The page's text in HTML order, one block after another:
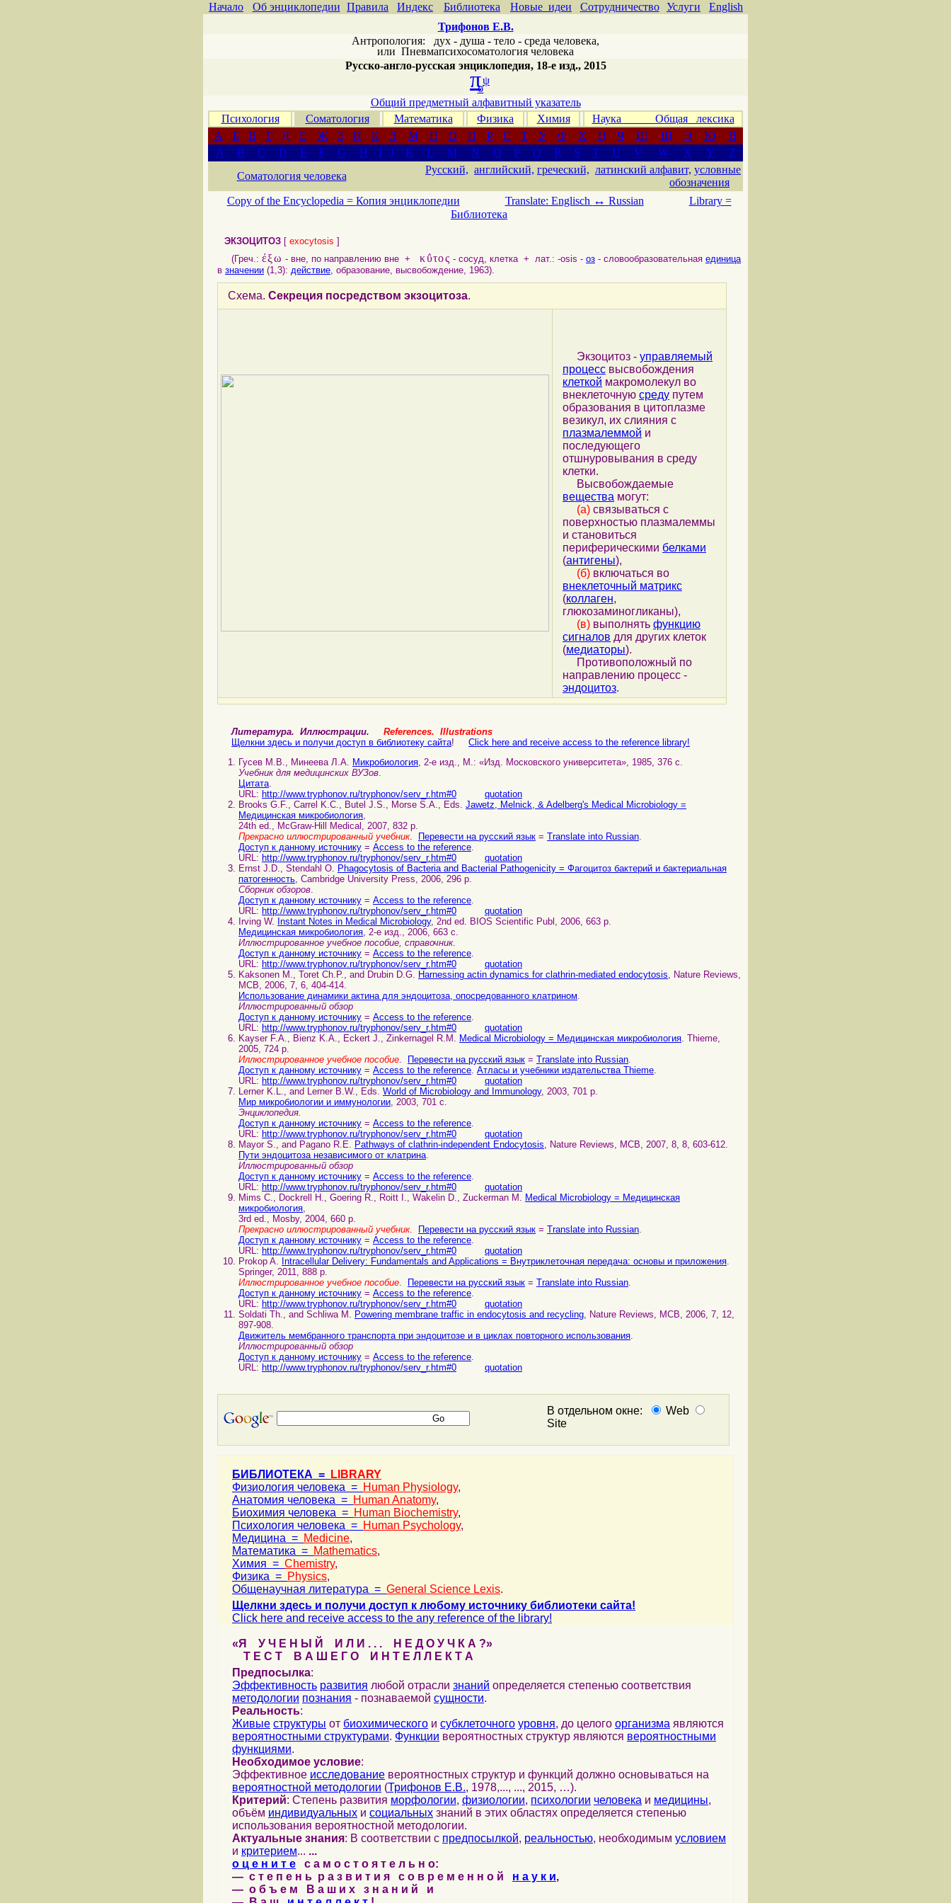
Начало Об энциклопедии Правила Индекс Библиотека Новые идеи Сотрудничество Услуги
English
Трифонов Е.В.
Антропология: дух - душа - тело - среда человека,
или Пневмапсихосоматология человека
Русско-англо-русская энциклопедия, 18-е изд., 2015
πψ
σ
Общий предметный алфавитный указатель
Психология
Соматология Математика Физика Химия
Наука Общая лексика
А
Б В Г Д Е Ж З И К Л М Н О П Р С Т У Ф Х Ц Ч Ш Щ Э Ю
Я
A
B C D E F G H I J K L M N O P Q R S T U V W X Y
Z
Соматология человека
Русский, английский, греческий, латинский алфавит, условные
обозначения
Copy of the Encyclopedia = Копия энциклопедии Translate: Englisch ↔ Russian
Library =
Библиотека
ЭКЗОЦИТОЗ [ exocytosis ]
(Греч.: έξω - вне, по направлению вне + κΰτος - сосуд, клетка + лат.: -osis - оз - словообразовательная единица
в значении (1,3): действие, образование, высвобождение, 1963).
Схема. Секреция посредством экзоцитоза.
Экзоцитоз - управляемый
процесс высвобождения
клеткой макромолекул во
внеклеточную среду путем
образования в цитоплазме
везикул, их слияния с
плазмалеммой и
последующего
отшнуровывания в среду
клетки.
Высвобождаемые
вещества могут:
(а) связываться с
поверхностью плазмалеммы
и становиться
периферическими белками
(антигены),
(б) включаться во
внеклеточный матрикс
(коллаген,
глюкозаминогликаны),
(в) выполнять функцию
сигналов для других клеток
(медиаторы).
Противоположный по
направлению процесс -
эндоцитоз.
Литература. Иллюстрации. References. Illustrations
Щелкни здесь и получи доступ в библиотеку сайта! Click here and receive access to the reference library!
Гусев М.В., Минеева Л.А. Микробиология, 2-е изд., М.: «Изд. Московского университета», 1985, 376 с.
Учебник для медицинских ВУЗов.
Цитата.
URL: http://www.tryphonov.ru/tryphonov/serv_r.htm#0
quotation
Brooks G.F., Carrel K.C., Butel J.S., Morse S.A., Eds. Jawetz, Melnick, & Adelberg's Medical Microbiology =
Медицинская микробиология,
24th ed., McGraw-Hill Medical, 2007, 832 p.
Прекрасно иллюстрированный учебник. Перевести на русский язык = Translate into Russian.
Доступ к данному источнику = Access to the reference.
URL: http://www.tryphonov.ru/tryphonov/serv_r.htm#0
quotation
Ernst J.D., Stendahl O. Phagocytosis of Bacteria and Bacterial Pathogenicity = Фагоцитоз бактерий и бактериальная
патогенность, Cambridge University Press, 2006, 296 p.
Сборник обзоров.
Доступ к данному источнику = Access to the reference.
URL: http://www.tryphonov.ru/tryphonov/serv_r.htm#0
quotation
Irving W. Instant Notes in Medical Microbiology, 2nd ed. BIOS Scientific Publ, 2006, 663 p.
Медицинская микробиология, 2-е изд., 2006, 663 c.
Иллюстрированное учебное пособие, справочник.
Доступ к данному источнику = Access to the reference.
URL: http://www.tryphonov.ru/tryphonov/serv_r.htm#0
quotation
Kaksonen M., Toret Ch.P., and Drubin D.G. Harnessing actin dynamics for clathrin-mediated endocytosis, Nature Reviews,
MCB, 2006, 7, 6, 404-414.
Использование динамики актина для эндоцитоза, опосредованного клатрином.
Иллюстрированный обзор
Доступ к данному источнику = Access to the reference.
URL: http://www.tryphonov.ru/tryphonov/serv_r.htm#0
quotation
Kayser F.A., Bienz K.A., Eckert J., Zinkernagel R.M. Medical Microbiology = Медицинская микробиология. Thieme,
2005, 724 p.
Иллюстрированное учебное пособие. Перевести на русский язык = Translate into Russian.
Доступ к данному источнику = Access to the reference. Атласы и учебники издательства Thieme.
URL: http://www.tryphonov.ru/tryphonov/serv_r.htm#0
quotation
Lerner K.L., and Lerner B.W., Eds. World of Microbiology and Immunology, 2003, 701 р.
Мир микробиологии и иммунологии, 2003, 701 с.
Энциклопедия.
Доступ к данному источнику = Access to the reference.
URL: http://www.tryphonov.ru/tryphonov/serv_r.htm#0
quotation
Mayor S., and Pagano R.E. Pathways of clathrin-independent Endocytosis, Nature Reviews, MCB, 2007, 8, 8, 603-612.
Пути эндоцитоза независимого от клатрина.
Иллюстрированный обзор
Доступ к данному источнику = Access to the reference.
URL: http://www.tryphonov.ru/tryphonov/serv_r.htm#0
quotation
Mims C., Dockrell H., Goering R., Roitt I., Wakelin D., Zuckerman M. Medical Microbiology = Медицинская
микробиология,
3rd ed., Mosby, 2004, 660 p.
Прекрасно иллюстрированный учебник. Перевести на русский язык = Translate into Russian.
Доступ к данному источнику = Access to the reference.
URL: http://www.tryphonov.ru/tryphonov/serv_r.htm#0
quotation
Prokop A. Intracellular Delivery: Fundamentals and Applications = Внутриклеточная передача: основы и приложения.
Springer, 2011, 888 p.
Иллюстрированное учебное пособие. Перевести на русский язык = Translate into Russian.
Доступ к данному источнику = Access to the reference.
URL: http://www.tryphonov.ru/tryphonov/serv_r.htm#0
quotation
Soldati Th., and Schliwa M. Powering membrane traffic in endocytosis and recycling, Nature Reviews, MCB, 2006, 7, 12,
897-908.
Движитель мембранного транспорта при эндоцитозе и в циклах повторного использования.
Иллюстрированный обзор
Доступ к данному источнику = Access to the reference.
URL: http://www.tryphonov.ru/tryphonov/serv_r.htm#0 quotation
В отдельном окне:
Web
Site
БИБЛИОТЕКА =
LIBRARY
Физиология человека = Human Physiology,
Анатомия человека = Human Anatomy,
Биохимия человека = Human Biochemistry,
Психология человека = Human Psychology,
Медицина = Medicine,
Математика = Mathematics,
Химия = Chemistry,
Физика = Physics,
Общенаучная литература = General Science Lexis.
Щелкни здесь и получи доступ к любому источнику библиотеки сайта!
Click here and receive access to the any reference of the library!
«Я У Ч Е Н Ы Й И Л И . . . Н Е Д О У Ч К А ?»
Т Е С Т В А Ш Е Г О И Н Т Е Л Л Е К Т А
Предпосылка:
Эффективность развития любой отрасли знаний определяется степенью соответствия
методологии познания - познаваемой сущности.
Реальность:
Живые структуры от биохимического и субклеточного уровня, до целого организма являются
вероятностными структурами. Функции вероятностных структур являются вероятностными
функциями.
Необходимое условие:
Эффективное исследование вероятностных структур и функций должно основываться на
вероятностной методологии (Трифонов Е.В., 1978,..., ..., 2015, …).
Критерий: Степень развития морфологии, физиологии, психологии человека и медицины,
объём индивидуальных и социальных знаний в этих областях определяется степенью
использования вероятностной методологии.
Актуальные знания: В соответствии с предпосылкой, реальностью, необходимым условием
и критерием... ...
о ц е н и т е с а м о с т о я т е л ь н о:
— с т е п е н ь р а з в и т и я с о в р е м е н н о й н а у к и,
— о б ъ е м В а ш и х з н а н и й и